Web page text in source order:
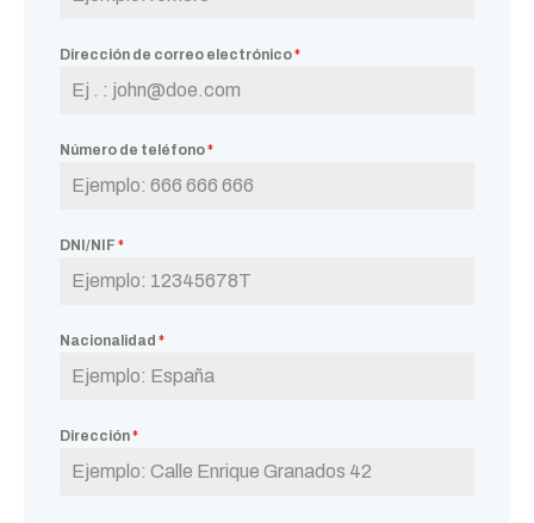
Dirección de correo electrónico*
Número de teléfono*
DNI/NIF *
Nacionalidad *
Dirección*